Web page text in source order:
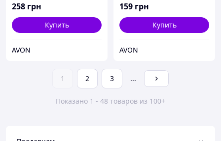
258 грн
Купить
AVON
159 грн
Купить
AVON
1 2 3 ...
Показано 1 - 48 товаров из 100+